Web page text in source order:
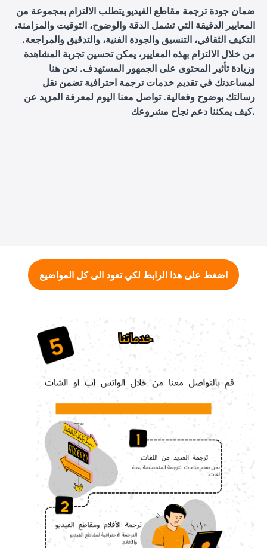
ضمان جودة ترجمة مقاطع الفيديو يتطلب الالتزام بمجموعة من
المعايير الدقيقة التي تشمل الدقة والوضوح، التوقيت والمزامنة،
التكيف الثقافي، التنسيق والجودة الفنية، والتدقيق والمراجعة.
من خلال الالتزام بهذه المعايير، يمكن تحسين تجربة المشاهدة
وزيادة تأثير المحتوى على الجمهور المستهدف. نحن هنا
لمساعدتك في تقديم خدمات ترجمة احترافية تضمن نقل
رسالتك بوضوح وفعالية. تواصل معنا اليوم لمعرفة المزيد عن
كيف يمكننا دعم نجاح مشروعك.
اضغط على هذا الرابط لكي تعود الى كل المواضيع